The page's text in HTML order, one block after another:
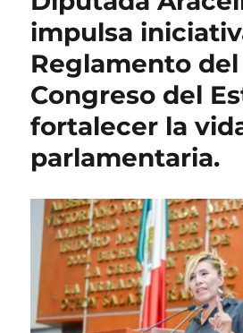
impulsa
Reglamento del
Congreso del
fortalecer la
parlamentaria.